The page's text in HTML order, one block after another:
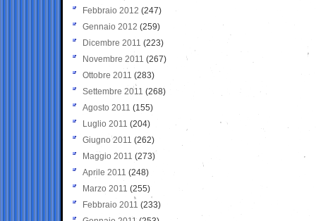
Febbraio 2012 (247)
Gennaio 2012 (259)
Dicembre 2011 (223)
Novembre 2011 (267)
Ottobre 2011 (283)
Settembre 2011 (268)
Agosto 2011 (155)
Luglio 2011 (204)
Giugno 2011 (262)
Maggio 2011 (273)
Aprile 2011 (248)
Marzo 2011 (255)
Febbraio 2011 (233)